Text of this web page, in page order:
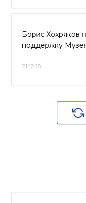
Борис Хохряков
поддержку Музея
21.12.18